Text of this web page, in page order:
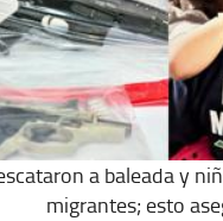
a baleada y
migrantes; esto